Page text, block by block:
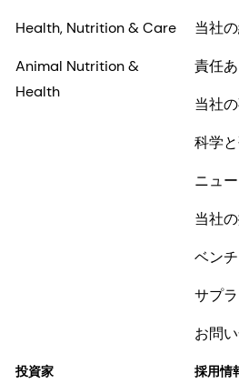
Health, Nutrition & Care
Animal Nutrition &
Health
当社
責任
当社
科学
ニュ
当社
ベン
サプ
お問
投資家 採用情